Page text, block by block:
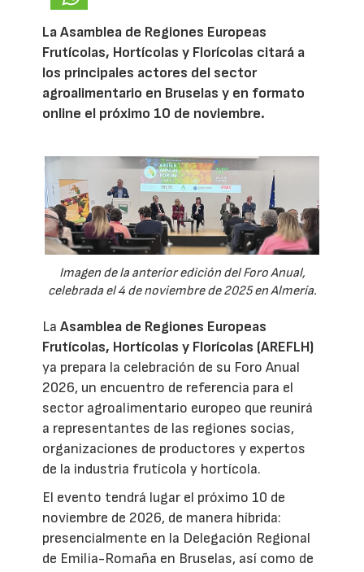
La Asamblea de Regiones Europeas
Frutícolas, Hortícolas y Florícolas citará a
los principales actores del sector
agroalimentario en Bruselas y en formato
online el próximo 10 de noviembre.
Imagen de la anterior edición del Foro Anual,
celebrada el 4 de noviembre de 2025 en Almería.
LaAsamblea de Regiones Europeas
Frutícolas, Hortícolas y Florícolas (AREFLH)
ya prepara la celebración de su Foro Anual
2026, un encuentro de referencia para el
sector agroalimentario europeo que reunirá
a representantes de las regiones socias,
organizaciones de productores y expertos
de la industria frutícola y hortícola.
El evento tendrá lugar el próximo 10 de
noviembre de 2026, de manera híbrida:
presencialmente en la Delegación Regional
de Emilia-Romaña en Bruselas, así como de